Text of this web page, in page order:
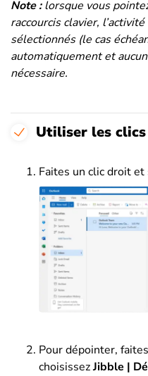
Note : lorsque vous
raccourcis clavier,
sélectionnés (le cas
automatiquement et
nécessaire.
Utiliser les
Faites un clic droit
Pour dépointer,
choisissezJibble |